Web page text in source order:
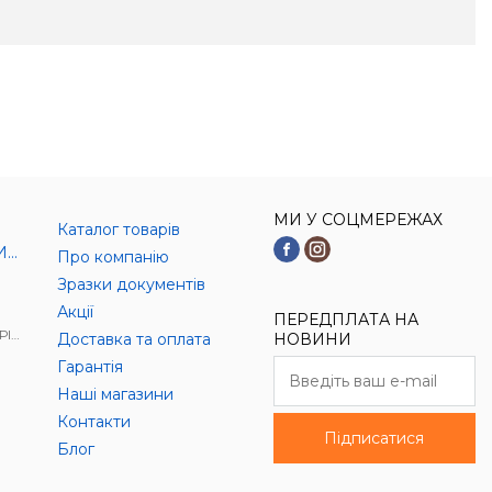
Каталог товарів
Про компанію
Зразки документів
Акції
Доставка та оплата
Гарантія
Наші магазини
Контакти
Блог
МИ У СОЦМЕРЕЖАХ
ПЕРЕДПЛАТА НА
НОВИНИ
Підписатися